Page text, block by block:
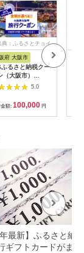
典：ふるさとチョイ
府 大阪市
ふるさと納税クー
（大阪市）
円分_OS039-
5.0
額: 100,000 円
年最新】ふるさと納
ギフトカードがまだ